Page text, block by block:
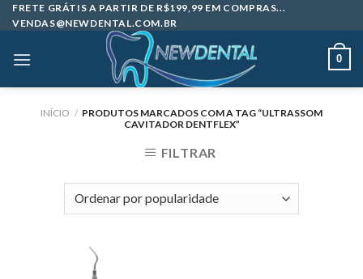
Skip
to
FRETE GRÁTIS A PARTIR DE R$199,99 EM COMPRAS...
VENDAS@NEWDENTAL.COM.BR
0
INÍCIO / PRODUTOS MARCADOS COM A TAG “ULTRASSOM
CAVITADOR DENTFLEX”
FILTRAR